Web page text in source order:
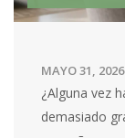
MAYO 31, 2026
¿Alguna vez
demasiado